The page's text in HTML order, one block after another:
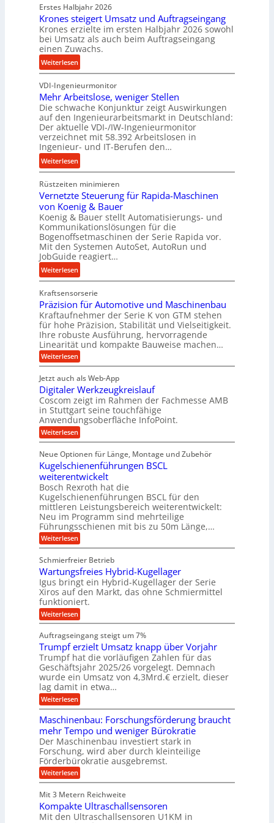
k
p
r
o
z
e
s
s
r
ä
z
i
s
e
u
n
d
l
a
n
g
e
i
g
e
K
u
g
e
l
e
w
i
n
d
e
t
r
i
e
b
e
f
r
u
e
U
m
g
b
u
n
g
e
n
Erstes Halbjahr 2026
Krones steigert Umsatz und Auftragseingang
Krones erzielte im ersten Halbjahr 2026 sowohl
bei Umsatz als auch beim Auftragseingang
einen Zuwachs.
Weiterlesen:
K
r
o
n
e
s
s
t
e
g
e
r
t
U
m
s
a
t
z
u
n
d
A
u
f
t
r
a
g
s
e
i
n
g
a
n
g
VDI-Ingenieurmonitor
Mehr Arbeitslose, weniger Stellen
Die schwache Konjunktur zeigt Auswirkungen
auf den Ingenieurarbeitsmarkt in Deutschland:
Der aktuelle VDI-/IW-Ingenieurmonitor
verzeichnet mit 58.392 Arbeitslosen in
Ingenieur- und IT-Berufen den…
Weiterlesen:
M
e
h
r
A
r
b
e
i
t
o
s
e
,
w
e
n
i
g
e
r
S
e
l
l
e
n
Rüstzeiten minimieren
Vernetzte Steuerung für Rapida-Maschinen
von Koenig & Bauer
Koenig & Bauer stellt Automatisierungs- und
Kommunikationslösungen für die
Bogenoffsetmaschinen der Serie Rapida vor.
Mit den Systemen AutoSet, AutoRun und
JobGuide reagiert…
Weiterlesen:
V
e
r
n
e
t
z
t
S
t
e
u
e
r
u
n
g
f
ü
r
R
a
p
i
d
a
-
M
a
h
i
n
e
n
v
o
n
K
o
e
n
i
g
&
Kraftsensorserie
Präzision für Automotive und Maschinenbau
Kraftaufnehmer der Serie K von GTM stehen
für hohe Präzision, Stabilität und Vielseitigkeit.
Ihre robuste Ausführung, hervorragende
Linearität und kompakte Bauweise machen…
Weiterlesen:
P
ä
z
i
s
i
o
n
f
r
A
u
t
o
m
o
t
i
v
e
n
d
M
a
s
c
h
i
e
n
b
a
u
Jetzt auch als Web-App
Digitaler Werkzeugkreislauf
Coscom zeigt im Rahmen der Fachmesse AMB
in Stuttgart seine touchfähige
Anwendungsoberfläche InfoPoint.
Weiterlesen:
D
g
i
t
a
l
e
r
W
e
r
k
z
e
u
g
k
r
e
i
s
a
u
f
Neue Optionen für Länge, Montage und Zubehör
Kugelschienenführungen BSCL
weiterentwickelt
Bosch Rexroth hat die
Kugelschienenführungen BSCL für den
mittleren Leistungsbereich weiterentwickelt:
Neu im Programm sind mehrteilige
Führungsschienen mit bis zu 50m Länge,…
Weiterlesen:
K
g
e
l
s
c
h
i
e
e
n
f
ü
h
r
u
n
g
e
n
B
S
C
L
w
e
i
t
e
r
e
Schmierfreier Betrieb
Wartungsfreies Hybrid-Kugellager
Igus bringt ein Hybrid-Kugellager der Serie
Xiros auf den Markt, das ohne Schmiermittel
funktioniert.
Weiterlesen:
W
r
t
u
n
g
s
r
e
e
s
H
y
b
r
i
d
-
u
g
Auftragseingang steigt um 7%
Trumpf erzielt Umsatz knapp über Vorjahr
Trumpf hat die vorläufigen Zahlen für das
Geschäftsjahr 2025/26 vorgelegt. Demnach
wurde ein Umsatz von 4,3Mrd.€ erzielt, dieser
lag damit in etwa…
Weiterlesen:
T
u
m
p
f
e
r
z
i
e
t
U
Maschinenbau: Forschungsförderung braucht
mehr Tempo und weniger Bürokratie
Der Maschinenbau investiert stark in
Forschung, wird aber durch kleinteilige
Förderbürokratie ausgebremst.
Weiterlesen:
M
s
c
h
Mit 3 Metern Reichweite
Kompakte Ultraschallsensoren
Mit den Ultraschallsensoren U1KM in